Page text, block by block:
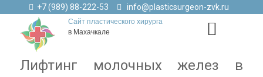
+7 (989) 88-222-53 info@plasticsurgeon-zvk.ru
Сайт пластического хирурга
в Махачкале
Лифтинг молочных желез в